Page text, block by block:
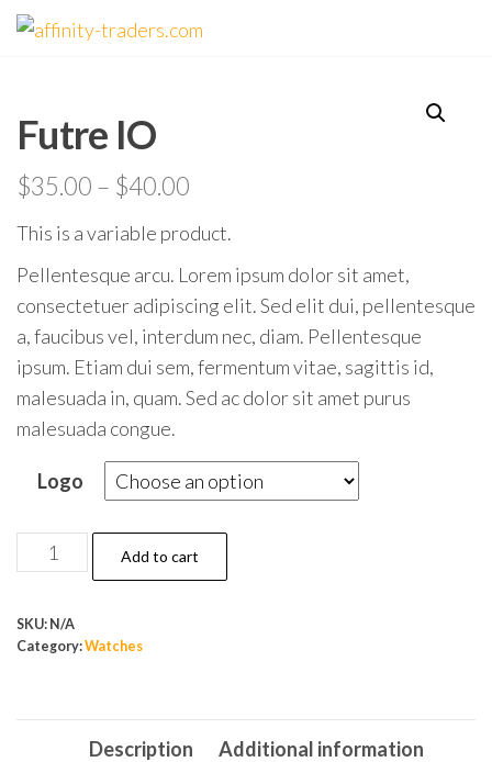
Skip
Futre IO
$35.00 – $40.00
This is a variable product.
Pellentesque arcu. Lorem ipsum dolor sit amet,
consectetuer adipiscing elit. Sed elit dui, pellentesque
a, faucibus vel, interdum nec, diam. Pellentesque
ipsum. Etiam dui sem, fermentum vitae, sagittis id,
malesuada in, quam. Sed ac dolor sit amet purus
malesuada congue.
Logo
Futre
IO
Add to cart
SKU: N/A
Category:Watches
Description Additional information